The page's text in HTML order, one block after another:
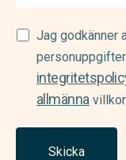
Samtycke
(Required)
Jag godkänner
allmännavillkor
Skicka